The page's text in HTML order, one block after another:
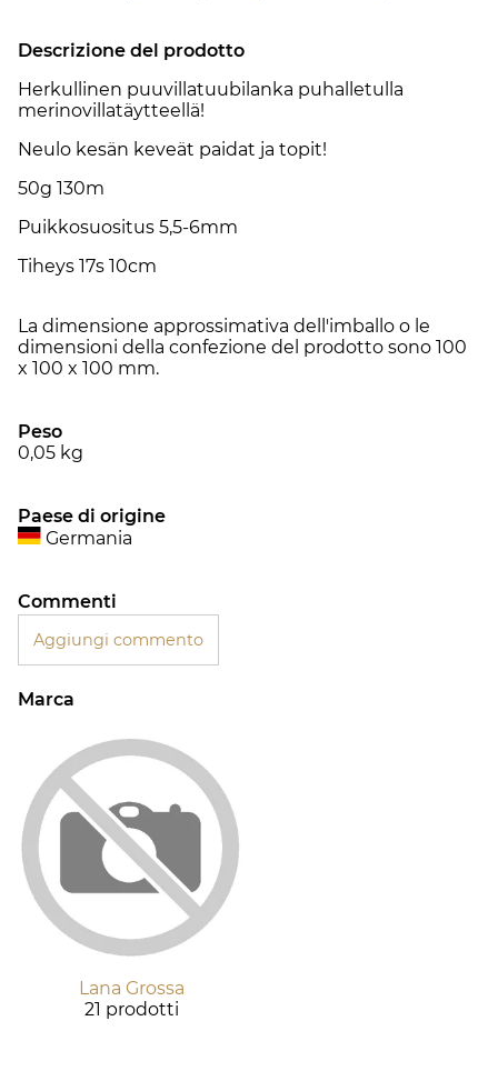
Descrizione del prodotto
Herkullinen puuvillatuubilanka puhalletulla
merinovillatäytteellä!
Neulo kesän keveät paidat ja topit!
50g 130m
Puikkosuositus 5,5-6mm
Tiheys 17s 10cm
La dimensione approssimativa dell'imballo o le
dimensioni della confezione del prodotto sono 100
x 100 x 100 mm.
Peso
0,05 kg
Paese di origine
Germania
Commenti
Aggiungi commento
Marca
Lana Grossa
21 prodotti